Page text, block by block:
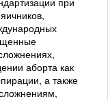
аборта как
а также